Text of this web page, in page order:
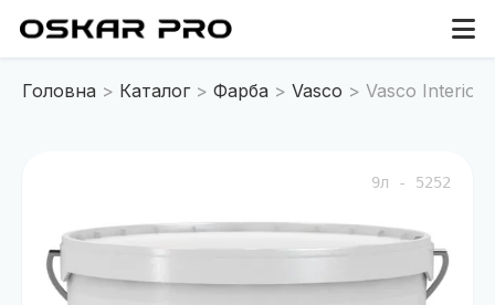
Головна Каталог Фарба Vasco Vasco Interior
9л - 5252